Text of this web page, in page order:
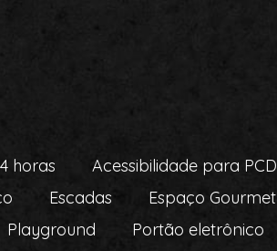
horas Acessibilidade para PCD
Escadas Espaço Gourmet
Playground Portão eletrônico